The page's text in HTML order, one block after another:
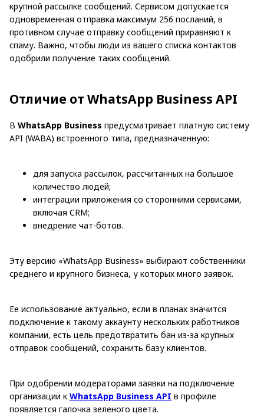
крупной рассылке сообщений. Сервисом допускается
одновременная отправка максимум 256 посланий, в
противном случае отправку сообщений приравняют к
спаму. Важно, чтобы люди из вашего списка контактов
одобрили получение таких сообщений.
Отличие от WhatsApp Business API
В WhatsApp Business предусматривает платную систему
API (WABA) встроенного типа, предназначенную:
для запуска рассылок, рассчитанных на большое
количество людей;
интеграции приложения со сторонними сервисами,
включая CRM;
внедрение чат-ботов.
Эту версию «WhatsApp Business» выбирают собственники
среднего и крупного бизнеса, у которых много заявок.
Ее использование актуально, если в планах значится
подключение к такому аккаунту нескольких работников
компании, есть цель предотвратить бан из-за крупных
отправок сообщений, сохранить базу клиентов.
При одобрении модераторами заявки на подключение
организации к WhatsApp Business API в профиле
появляется галочка зеленого цвета.